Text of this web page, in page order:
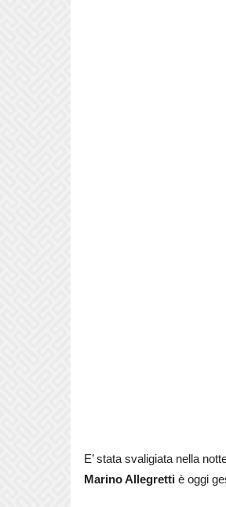
E’ stata svaligiata nella
Marino Allegretti è oggi